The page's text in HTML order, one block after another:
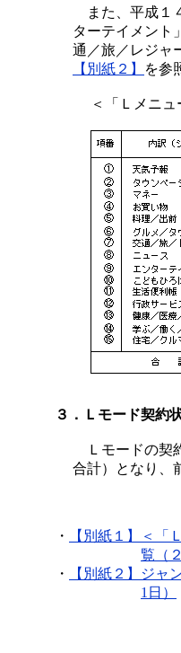
また、平成１
ターテイメント
通／旅／レジャ
【別紙２】
を参
＜「Ｌメニ
３．Ｌモード契約
Ｌモードの契
合計）となり、
・ 【別紙１】
＜「
覧（
・
【別紙２】
ジャ
1日）